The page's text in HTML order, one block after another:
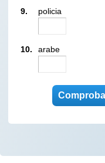
9. policia
10. arabe